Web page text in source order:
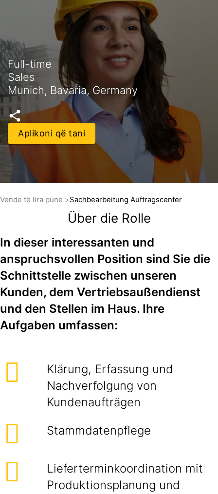
Full-time
Sales
Munich, Bavaria, Germany
Aplikoni që tani
Vende të lira pune Sachbearbeitung Auftragscenter
Über die Rolle
In dieser interessanten und
anspruchsvollen Position sind Sie die
Schnittstelle zwischen unseren
Kunden, dem Vertriebsaußendienst
und den Stellen im Haus. Ihre
Aufgaben umfassen:
Klärung, Erfassung und
Nachverfolgung von
Kundenaufträgen
Stammdatenpflege
Lieferterminkoordination mit
Produktionsplanung und